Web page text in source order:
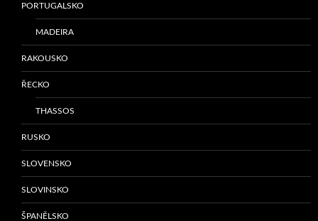
PORTUGALSKO
MADEIRA
RAKOUSKO
ŘECKO
THASSOS
RUSKO
SLOVENSKO
SLOVINSKO
ŠPANĚLSKO